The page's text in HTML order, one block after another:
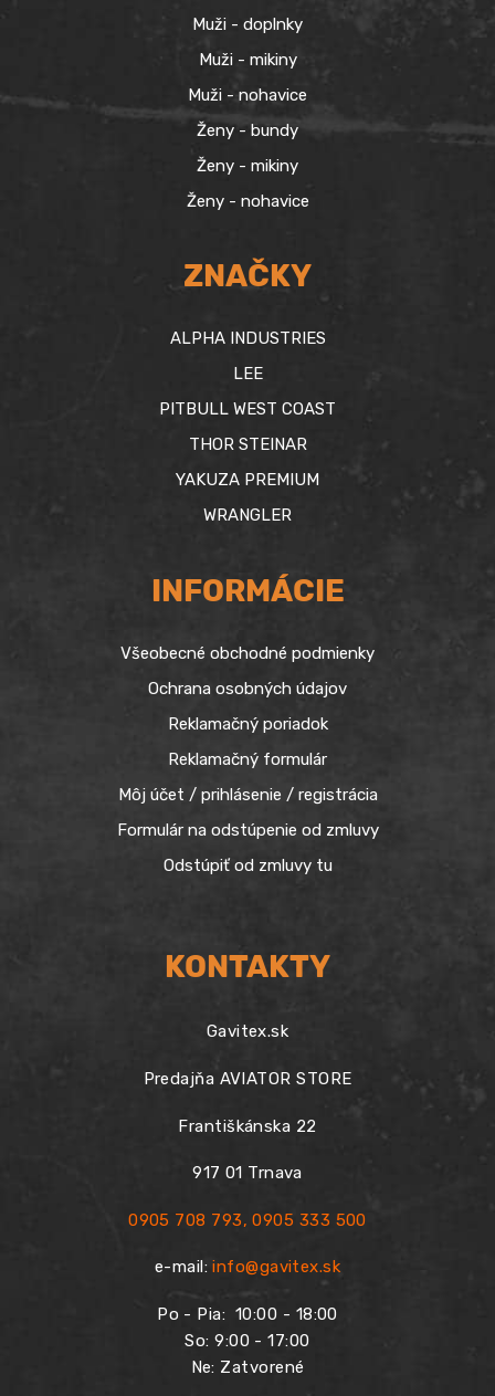
Muži - doplnky
Muži - mikiny
Muži - nohavice
Ženy - bundy
Ženy - mikiny
Ženy - nohavice
ZNAČKY
ALPHA INDUSTRIES
LEE
PITBULL WEST COAST
THOR STEINAR
YAKUZA PREMIUM
WRANGLER
INFORMÁCIE
Všeobecné obchodné podmienky
Ochrana osobných údajov
Reklamačný poriadok
Reklamačný formulár
Môj účet / prihlásenie / registrácia
Formulár na odstúpenie od zmluvy
Odstúpiť od zmluvy tu
KONTAKTY
Gavitex.sk
Predajňa AVIATOR STORE
Františkánska 22
917 01 Trnava
0905 708 793,0905 333 500
e-mail:info@gavitex.sk
Po - Pia:10:00 - 18:00
So: 9:00 - 17:00
Ne: Zatvorené